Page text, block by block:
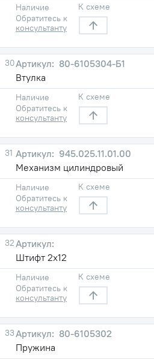
Наличие
Обратитесь к
консультанту
К схеме
30
80-6105304-Б1
Втулка
Наличие
Обратитесь к
консультанту
К схеме
31
945.025.11.01.00
Механизм цилиндровый
Наличие
Обратитесь к
консультанту
К схеме
32
Штифт 2х12
Наличие
Обратитесь к
консультанту
К схеме
33
80-6105302
Пружина